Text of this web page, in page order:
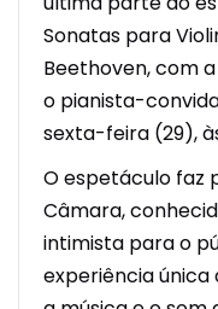
Sonatas para
Beethoven, com
o pianista-
sexta-feira (29),
O espetáculo faz
Câmara,
intimista para o
experiência